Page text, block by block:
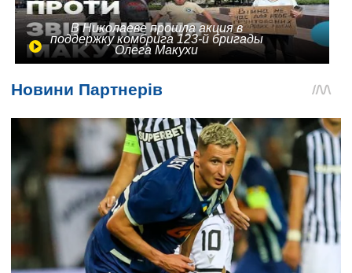
В Николаеве прошла акция в
поддержку комбрига 123-й бригады
Олега Макухи